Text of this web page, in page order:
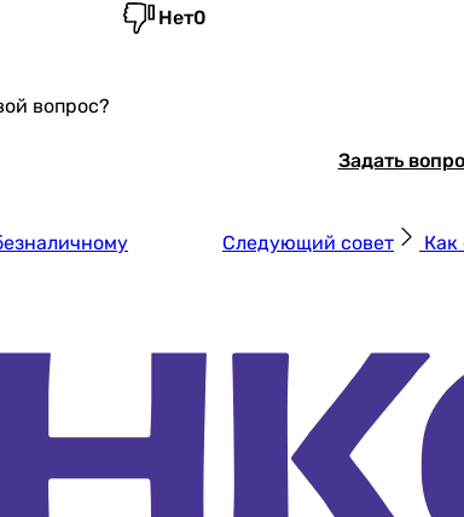
Нет0
вопрос?
Задать
Следующий совет Как